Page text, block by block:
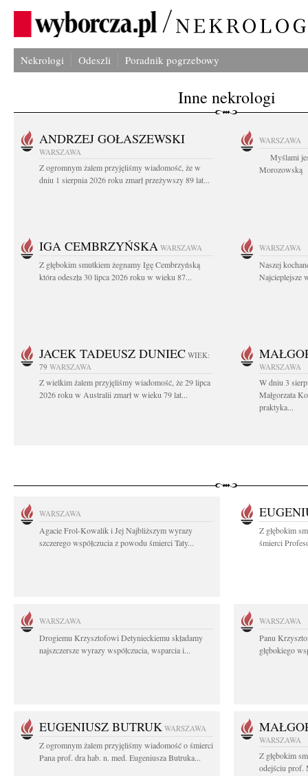
Nekrologi Odeszli Poradnik pogrzebowy
Inne nekrologi
ANDRZEJ GOŁASZEWSKI
WARSZAWA
Z ogromnym żalem przyjęliśmy wiadomość, że w
dniu 1 sierpnia 2026 roku zmarł przeżywszy 89 lat...
WARSZAWA
Myślami
Morozowską
IGA CEMBRZYŃSKA WARSZAWA
Z głębokim smutkiem żegnamy Igę Cembrzyńską
która odeszła 30 lipca 2026 roku w wieku 87...
WARSZAWA
Naszej
Najcieplejsze
JACEK TADEUSZ DUNIEC WIEK:
79 WARSZAWA
Z wielkim żalem przyjęliśmy wiadomość, że 29 lipca
2026 roku w Australii zmarł w wieku 79 lat...
WARSZAWA
W dniu 3
Małgorzata
praktyka...
WARSZAWA
Agacie Frol-Kowalik i Jej Najbliższym wyrazy
szczerego współczucia z powodu śmierci Taty...
Z głębokim
śmierci
WARSZAWA
Drogiemu Krzysztofowi Detynieckiemu składamy
najszczersze wyrazy współczucia, wsparcia i...
WARSZAWA
Panu
głębokiego
EUGENIUSZ BUTRUK WARSZAWA
Z ogromnym żalem przyjęliśmy wiadomość o śmierci
Pana prof. dra hab. n. med. Eugeniusza Butruka...
WARSZAWA
Z głębokim
odejściu prof.